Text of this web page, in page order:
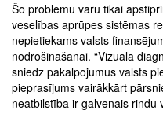
Šo problēmu varu tikai
veselības aprūpes sistēmas
nepietiekams valsts
nodrošināšanai. “Vizuālā
sniedz pakalpojumus valsts
pieprasījums vairākkārt
neatbilstība ir galvenais rindu